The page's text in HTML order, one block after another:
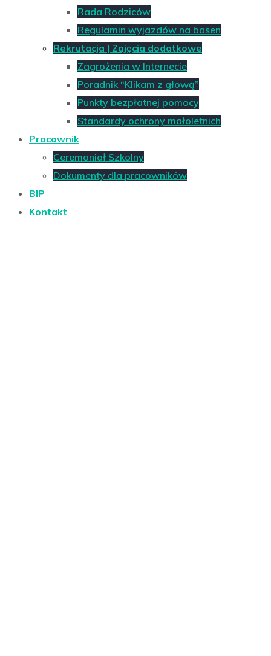
Rada Rodziców
Regulamin wyjazdów na basen
Rekrutacja | Zajęcia dodatkowe
Zagrożenia w Internecie
Poradnik “Klikam z głową”
Punkty bezpłatnej pomocy
Standardy ochrony małoletnich
Pracownik
Ceremoniał Szkolny
Dokumenty dla pracowników
BIP
Kontakt